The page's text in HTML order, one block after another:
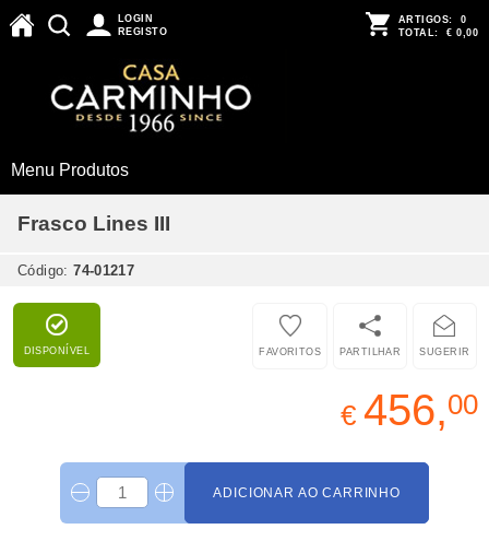
LOGIN
REGISTO
ARTIGOS: 0
TOTAL: € 0,00
Menu Produtos
Frasco Lines III
Código:74-01217
DISPONÍVEL SUGERIR
PARTILHAR
FAVORITOS
€ 456,00
ADICIONAR AO CARRINHO